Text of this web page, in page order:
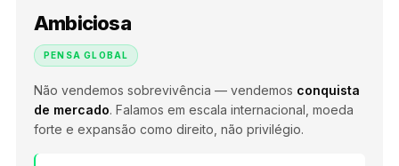
Ambiciosa
PENSA GLOBAL
Não vendemos sobrevivência — vendemos conquista
de mercado. Falamos em escala internacional, moeda
forte e expansão como direito, não privilégio.